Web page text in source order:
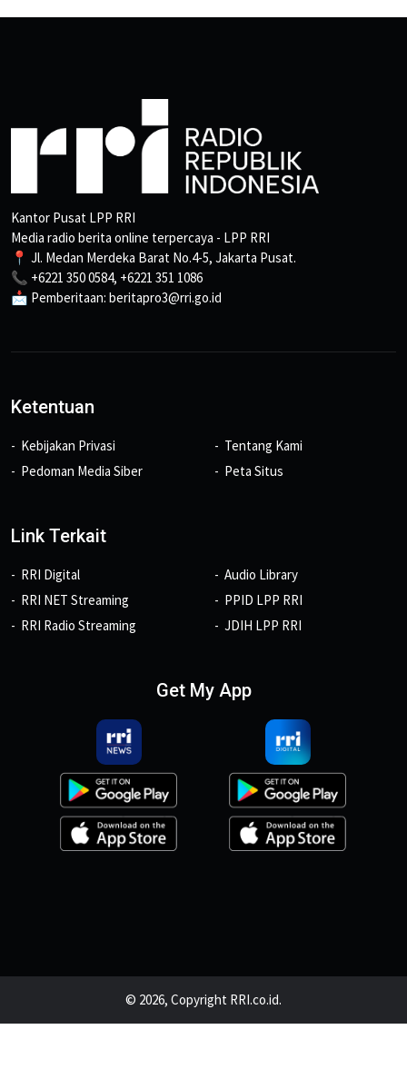
Kantor Pusat LPP RRI
Media radio berita online terpercaya - LPP RRI
📍 Jl. Medan Merdeka Barat No.4-5, Jakarta Pusat.
📞 +6221 350 0584, +6221 351 1086
📩 Pemberitaan: beritapro3@rri.go.id
Ketentuan
Kebijakan Privasi
Pedoman Media Siber
Tentang Kami
Peta Situs
Link Terkait
RRI Digital
RRI NET Streaming
RRI Radio Streaming
Audio Library
PPID LPP RRI
JDIH LPP RRI
Get My App
© 2026, Copyright RRI.co.id.